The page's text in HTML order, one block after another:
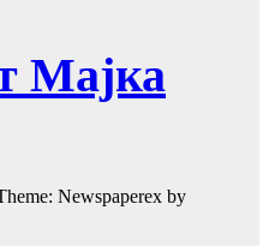
Мајка
Newspaperex by